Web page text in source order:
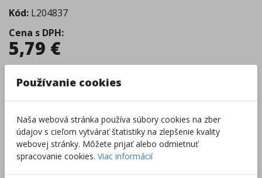
Kód: L204837
Cena s DPH:
5,79 €
Tovar je skladom.Predpokladaný
12.08 - osobný odber v predajni (1,98€)
Centrálny sklad:0 ks
Externý sklad:8 ks
Zobraziť dostupnosť v predajniach
Používanie cookies
Naša webová stránka používa súbory cookies na zber
údajov s cieľom vytvárať štatistiky na zlepšenie kvality
webovej stránky. Môžete prijať alebo odmietnuť
spracovanie cookies. Viac informácií